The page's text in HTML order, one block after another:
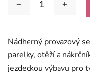
Nádherný provazový
parelky, otěží a
jezdeckou výbavu pro